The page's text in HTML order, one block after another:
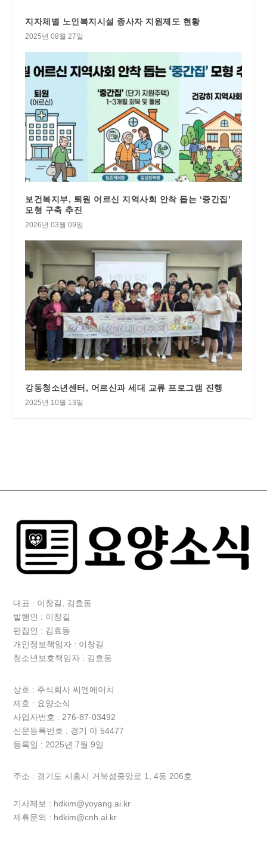
지자체별 노인복지시설 종사자 지원제도 현황
2025년 08월 27일
보건복지부, 퇴원 어르신 지역사회 안착 돕는 ‘중간집’
모형 구축 추진
2026년 03월 09일
강동청소년센터, 어르신과 세대 교류 프로그램 진행
2025년 10월 13일
대표 : 이창길, 김효동
발행인 : 이창길
편집인 : 김효동
개인정보책임자 : 이창길
청소년보호책임자 : 김효동
상호 : 주식회사 씨엔에이치
제호 : 요양소식
사업자번호 : 276-87-03492
신문등록번호 : 경기 아 54477
등록일 : 2025년 7월 9일
주소 : 경기도 시흥시 거북섬중앙로 1, 4동 206호
기사제보 : hdkim@yoyang.ai.kr
제휴문의 : hdkim@cnh.ai.kr